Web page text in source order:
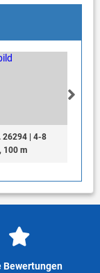
26294 | 4-8
100 m
Bewertungen